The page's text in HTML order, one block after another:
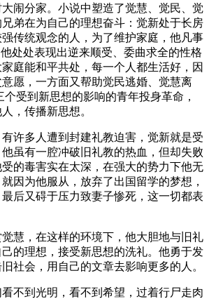
闹分家。小说中塑造了觉慧、觉民、觉
弟在为自己的理想奋斗：觉新处于长房
传统观念的人，为了维护家庭，他凡事
处处表现出逆来顺受、委曲求全的性格
庭能和平共处，每一个人都生活好，因
愿，一方面又帮助觉民逃婚、觉慧离
受到新思想的影响的青年投身革命，
，传播新思想。
许多人遭到封建礼教迫害，觉新就是受
虽有一腔冲破旧礼教的热血，但却失败
的毒害实在太深，在强大的势力下他无
因为他服从，放弃了出国留学的梦想，
后又碍于压力致妻子惨死，这一切都表
慧，在这样的环境下，他大胆地与旧礼
的理想，接受新思想的洗礼。他勇于发
社会，用自己的文章去影响更多的人。
不到光明，看不到希望，过着行尸走肉